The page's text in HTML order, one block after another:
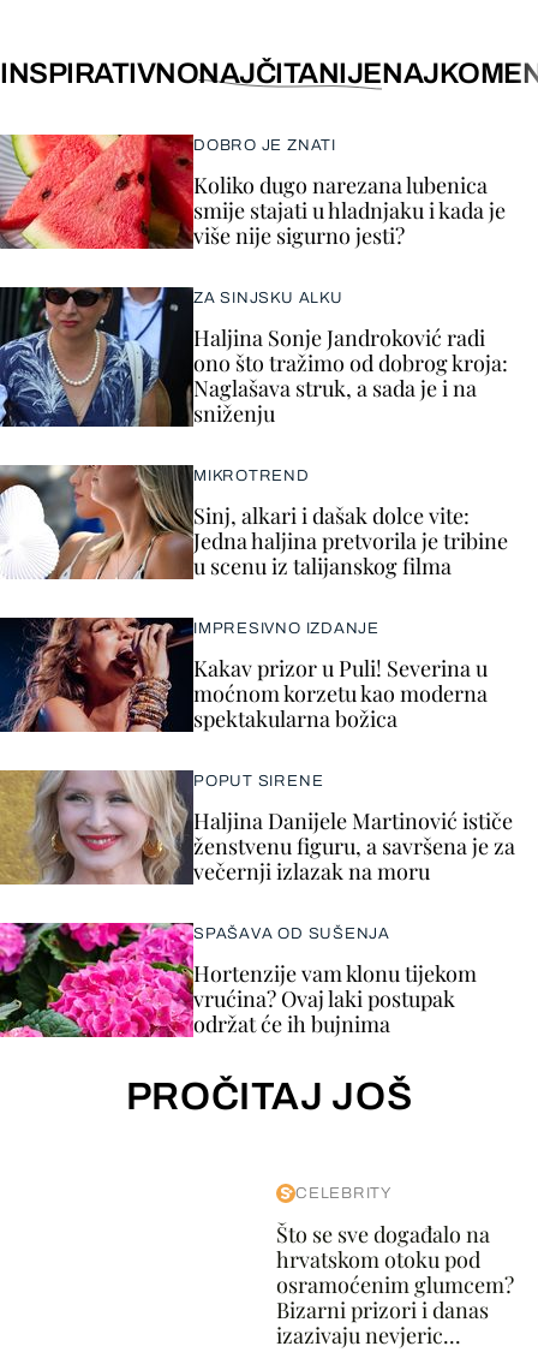
INSPIRATIVNONAJČITANIJE
DOBRO JE ZNATI
Koliko dugo narezana lubenica
smije stajati u hladnjaku i kada je
više nije sigurno jesti?
ZA SINJSKU ALKU
Haljina Sonje Jandroković radi
ono što tražimo od dobrog kroja:
Naglašava struk, a sada je i na
sniženju
MIKROTREND
Sinj, alkari i dašak dolce vite:
Jedna haljina pretvorila je tribine
u scenu iz talijanskog filma
IMPRESIVNO IZDANJE
Kakav prizor u Puli! Severina u
moćnom korzetu kao moderna
spektakularna božica
POPUT SIRENE
Haljina Danijele Martinović ističe
ženstvenu figuru, a savršena je za
večernji izlazak na moru
SPAŠAVA OD SUŠENJA
Hortenzije vam klonu tijekom
vrućina? Ovaj laki postupak
održat će ih bujnima
PROČITAJ JOŠ
CELEBRITY
Što se sve događalo na
hrvatskom otoku pod
osramoćenim glumcem?
Bizarni prizori i danas
izazivaju nevjeric...